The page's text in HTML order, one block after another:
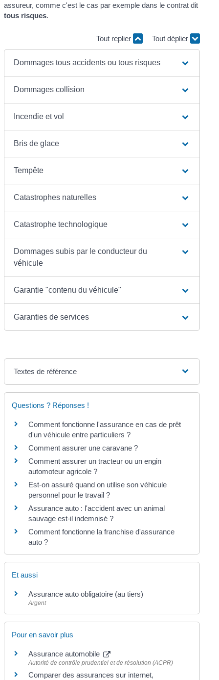
assureur, comme c'est le cas par exemple dans le contrat dit
tous risques.
Tout replier Tout déplier
Dommages tous accidents ou tous risques
Dommages collision
Incendie et vol
Bris de glace
Tempête
Catastrophes naturelles
Catastrophe technologique
Dommages subis par le conducteur du
véhicule
Garantie "contenu du véhicule"
Garanties de services
Textes de référence
Questions ? Réponses !
Comment fonctionne l'assurance en cas de prêt
d'un véhicule entre particuliers ?
Comment assurer une caravane ?
Comment assurer un tracteur ou un engin
automoteur agricole ?
Est-on assuré quand on utilise son véhicule
personnel pour le travail ?
Assurance auto : l'accident avec un animal
sauvage est-il indemnisé ?
Comment fonctionne la franchise d'assurance
auto ?
Et aussi
Assurance auto obligatoire (au tiers)
Argent
Pour en savoir plus
Assurance automobile
Autorité de contrôle prudentiel et de résolution (ACPR)
Comparer des assurances sur internet,